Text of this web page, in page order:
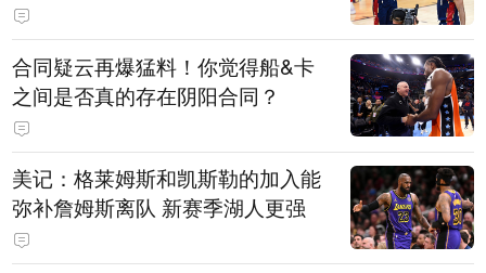
合同疑云再爆猛料！你觉得船&卡
之间是否真的存在阴阳合同？
美记：格莱姆斯和凯斯勒的加入能
弥补詹姆斯离队 新赛季湖人更强